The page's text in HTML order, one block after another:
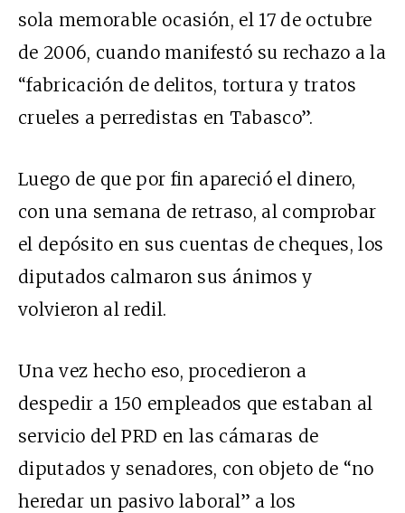
sola memorable ocasión, el 17 de octubre
de 2006, cuando manifestó su rechazo a la
“fabricación de delitos, tortura y tratos
crueles a perredistas en Tabasco”.
Luego de que por fin apareció el dinero,
con una semana de retraso, al comprobar
el depósito en sus cuentas de cheques, los
diputados calmaron sus ánimos y
volvieron al redil.
Una vez hecho eso, procedieron a
despedir a 150 empleados que estaban al
servicio del PRD en las cámaras de
diputados y senadores, con objeto de “no
heredar un pasivo laboral” a los